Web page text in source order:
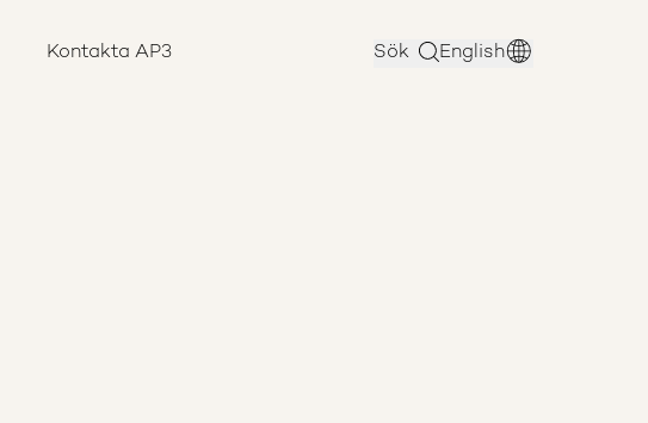
Kontakta AP3 Sök English